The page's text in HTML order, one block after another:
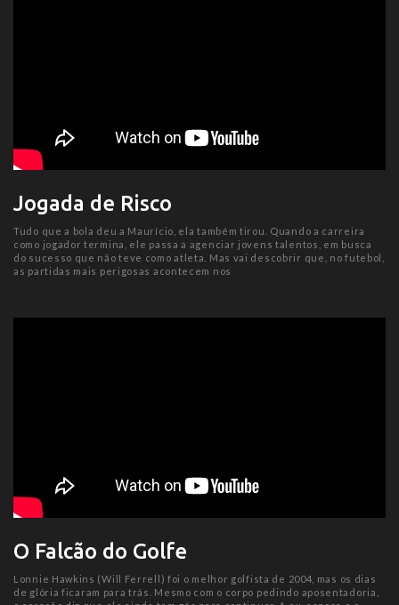
Jogada de Risco
Tudo que a bola deu a Maurício, ela também tirou. Quando a carreira
como jogador termina, ele passa a agenciar jovens talentos, em busca
do sucesso que não teve como atleta. Mas vai descobrir que, no futebol,
as partidas mais perigosas acontecem nos
O Falcão do Golfe
Lonnie Hawkins (Will Ferrell) foi o melhor golfista de 2004, mas os dias
de glória ficaram para trás. Mesmo com o corpo pedindo aposentadoria,